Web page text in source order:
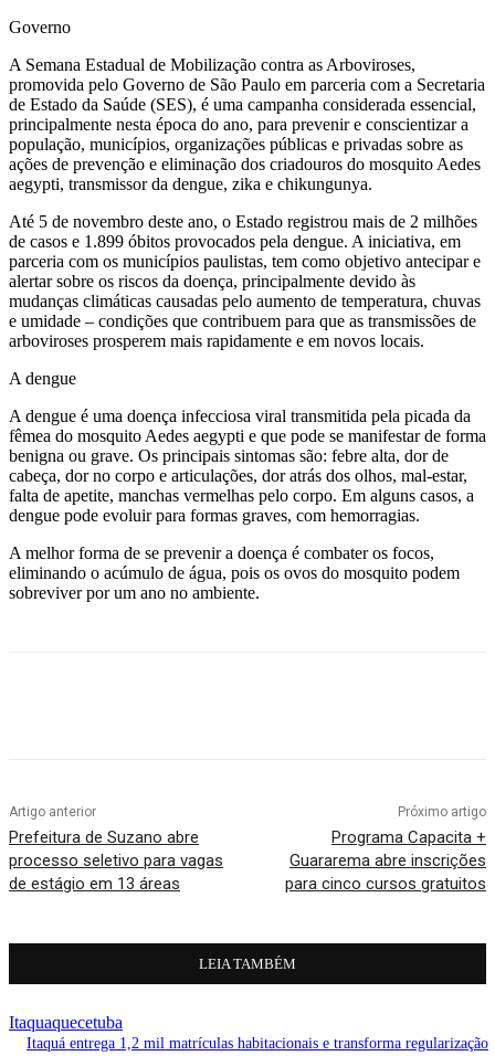
Governo
A Semana Estadual de Mobilização contra as Arboviroses,
promovida pelo Governo de São Paulo em parceria com a Secretaria
de Estado da Saúde (SES), é uma campanha considerada essencial,
principalmente nesta época do ano, para prevenir e conscientizar a
população, municípios, organizações públicas e privadas sobre as
ações de prevenção e eliminação dos criadouros do mosquito Aedes
aegypti, transmissor da dengue, zika e chikungunya.
Até 5 de novembro deste ano, o Estado registrou mais de 2 milhões
de casos e 1.899 óbitos provocados pela dengue. A iniciativa, em
parceria com os municípios paulistas, tem como objetivo antecipar e
alertar sobre os riscos da doença, principalmente devido às
mudanças climáticas causadas pelo aumento de temperatura, chuvas
e umidade – condições que contribuem para que as transmissões de
arboviroses prosperem mais rapidamente e em novos locais.
A dengue
A dengue é uma doença infecciosa viral transmitida pela picada da
fêmea do mosquito Aedes aegypti e que pode se manifestar de forma
benigna ou grave. Os principais sintomas são: febre alta, dor de
cabeça, dor no corpo e articulações, dor atrás dos olhos, mal-estar,
falta de apetite, manchas vermelhas pelo corpo. Em alguns casos, a
dengue pode evoluir para formas graves, com hemorragias.
A melhor forma de se prevenir a doença é combater os focos,
eliminando o acúmulo de água, pois os ovos do mosquito podem
sobreviver por um ano no ambiente.
Artigo anterior
Prefeitura de Suzano abre
processo seletivo para vagas
de estágio em 13 áreas
Próximo artigo
Programa Capacita +
Guararema abre inscrições
para cinco cursos gratuitos
LEIA TAMBÉM
Itaquaquecetuba
Itaquá entrega 1,2 mil matrículas habitacionais e transforma regularização